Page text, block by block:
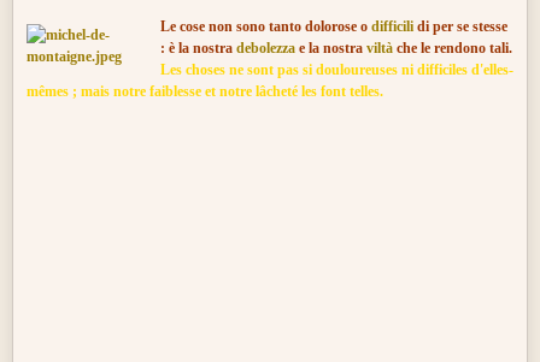
Le cose non sono tanto dolorose o difficilidi per se stesse
: è la nostra debolezza e la nostra viltà che le rendono tali.
Les choses ne sont pas si douloureuses ni difficiles d'elles-
mêmes ; mais notre faiblesse et notre lâcheté les font telles.